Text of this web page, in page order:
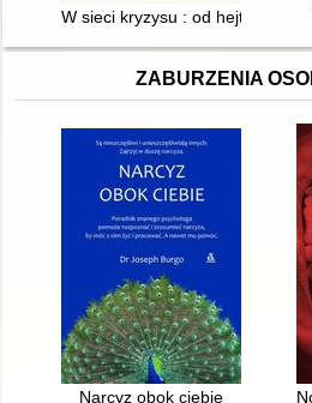
W sieci kryzysu : od hejtu do
ZABURZENIA
Narcyz obok ciebie